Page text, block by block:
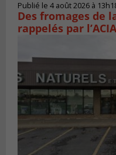
Publié le 4 août 2026 à
Des fromages de
rappelés par l’ACIA